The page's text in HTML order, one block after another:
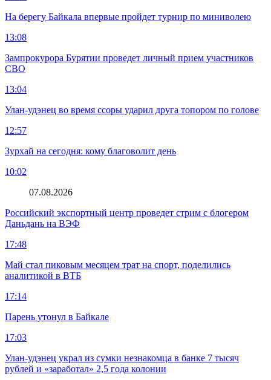
На берегу Байкала впервые пройдет турнир по миниволею
13:08
Зампрокурора Бурятии проведет личный прием участников
СВО
13:04
Улан-удэнец во время ссоры ударил друга топором по голове
12:57
Зурхай на сегодня: кому благоволит день
10:02
07.08.2026
Российский экспортный центр проведет стрим с блогером
Даньдань на ВЭФ
17:48
Май стал пиковым месяцем трат на спорт, поделились
аналитикой в ВТБ
17:14
Парень утонул в Байкале
17:03
Улан-удэнец украл из сумки незнакомца в банке 7 тысяч
рублей и «заработал» 2,5 года колонии